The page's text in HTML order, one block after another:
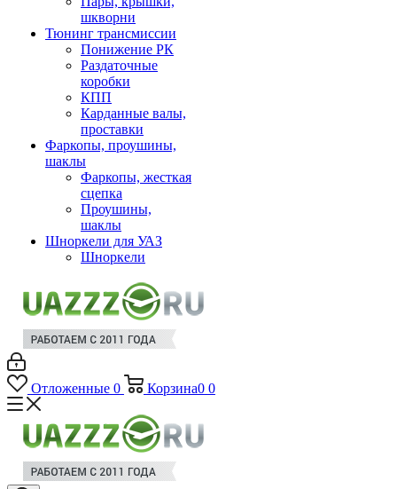
шкворни
Тюнинг трансмиссии
Понижение РК
Раздаточные
коробки
КПП
Карданные валы,
проставки
Фаркопы, проушины,
шаклы
Фаркопы, жесткая
сцепка
Проушины,
шаклы
Шноркели для УАЗ
Шноркели
Отложенные 0 Корзина0 0